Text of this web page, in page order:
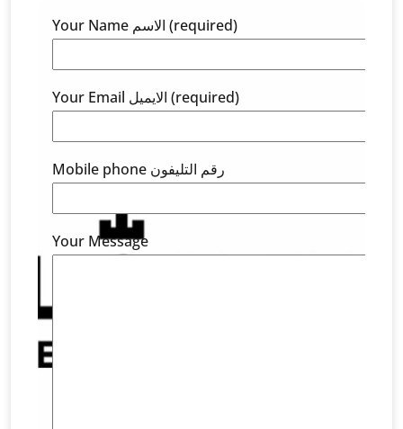
Your Name الاسم (required)
Your Email الايميل (required)
Mobile phone رقم التليفون
Your Message